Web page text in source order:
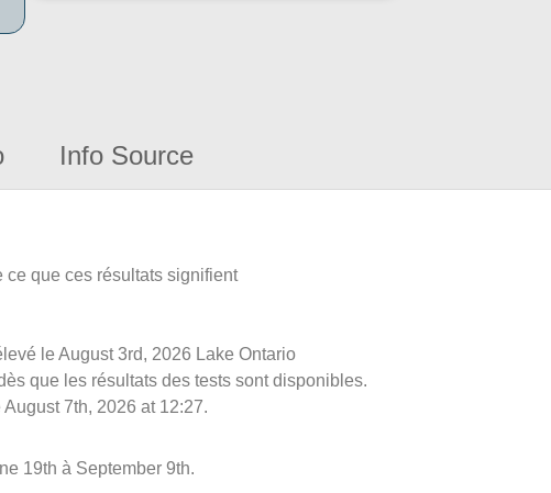
Info Source
ce que ces résultats signifient
le August 3rd, 2026 Lake Ontario
que les résultats des tests sont disponibles.
7th, 2026 at 12:27.
19th à September 9th.